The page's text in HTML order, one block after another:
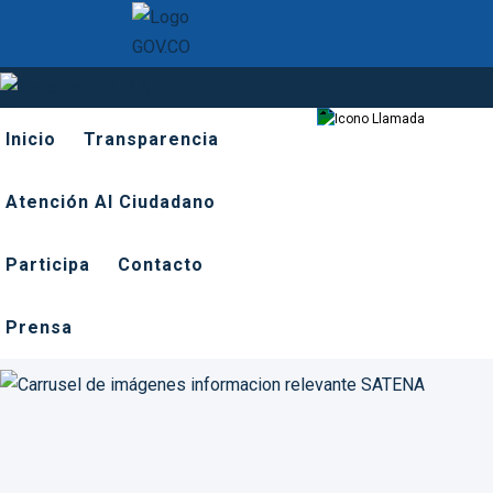
Inicio Transparencia
Atención Al Ciudadano
Participa Contacto
Prensa